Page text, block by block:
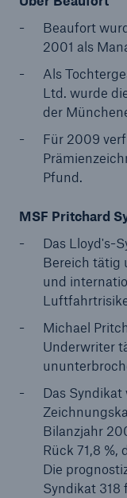
Beaufort
2001 als
Als
Ltd. wurde
der
Für 2009
Pfund.
MSF Pritchard
Das Lloyd's-
Bereich tätig
und
Michael
Underwriter
Das
Bilanzjahr
Rück 71,8
Die
Syndikat 318
50
Geschätzte
US Dollar im